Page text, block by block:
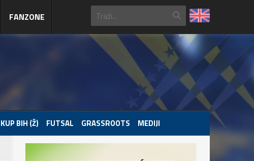
FANZONE
KUP BIH (Ž) FUTSAL GRASSROOTS MEDIJI